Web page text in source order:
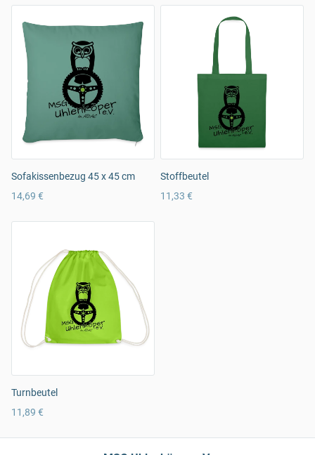
Sofakissenbezug 45 x 45 cm
14,69 €
Stoffbeutel
11,33 €
Turnbeutel
11,89 €